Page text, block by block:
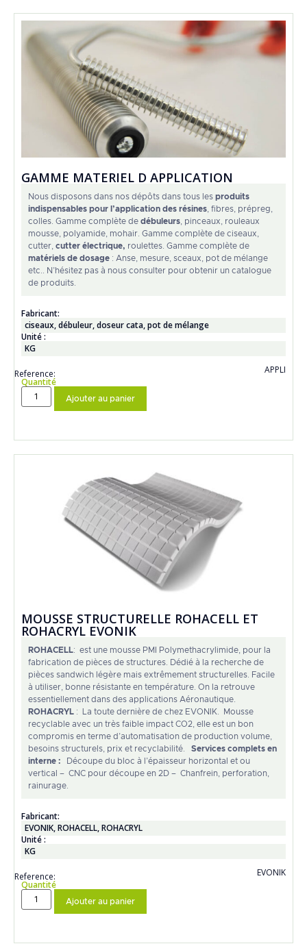
GAMME MATERIEL D APPLICATION
Nous disposons dans nos dépôts dans tous les produits
indispensables pour l’application des résines , fibres, prépreg,
colles. Gamme complète de débuleurs , pinceaux, rouleaux
mousse, polyamide, mohair. Gamme complète de ciseaux,
cutter, cutter électrique, roulettes. Gamme complète de
matériels de dosage : Anse, mesure, sceaux, pot de mélange
etc.. N’hésitez pas à nous consulter pour obtenir un catalogue
de produits.
Fabricant:
ciseaux,débuleur,doseur cata,pot de mélange
Unité :
KG
Reference:
APPLI
Quantité
Ajouter au panier
MOUSSE STRUCTURELLE ROHACELL ET
ROHACRYL EVONIK
ROHACELL: est une mousse PMI Polymethacrylimide, pour la
fabrication de pièces de structures. Dédié à la recherche de
pièces sandwich légère mais extrêmement structurelles. Facile
à utiliser, bonne résistante en température. On la retrouve
essentiellement dans des applications Aéronautique.
ROHACRYL : La toute dernière de chez EVONIK. Mousse
recyclable avec un très faible impact CO2, elle est un bon
compromis en terme d’automatisation de production volume,
besoins structurels, prix et recyclabilité. Services complets en
interne : Découpe du bloc à l’épaisseur horizontal et ou
vertical – CNC pour découpe en 2D – Chanfrein, perforation,
rainurage.
Fabricant:
EVONIK,ROHACELL,ROHACRYL
Unité :
KG
Reference:
EVONIK
Quantité
Ajouter au panier